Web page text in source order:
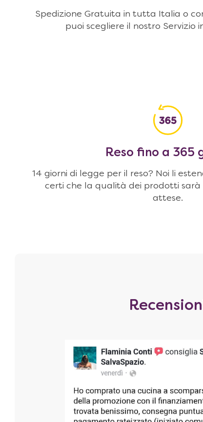
Spedizione Gratuita in tutta Italia o
puoi scegliere il nostro Servizio
Reso fino a 365
14 giorni di legge per il reso? Noi li
certi che la qualità dei prodotti sarà
attese.